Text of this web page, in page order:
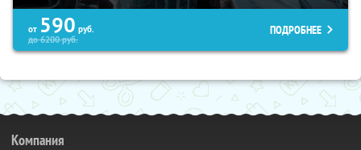
от 590 руб.
до6200руб.
ПОДРОБНЕЕ
Компания